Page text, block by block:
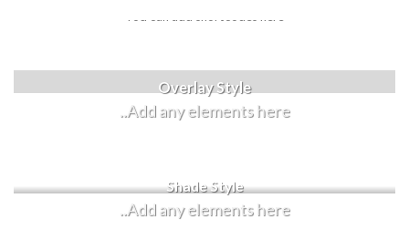
Overlay Style
Add any elements here..
Label Style
Add any elements here..
Shade Style
Add any elements here..